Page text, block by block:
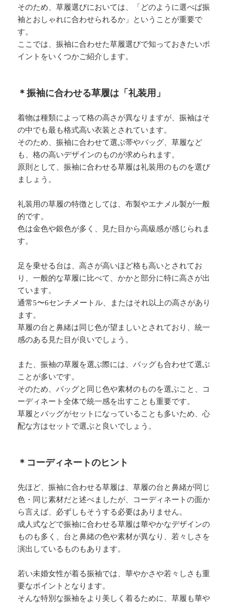
そのため、草履選びにおいては、「どのように選べば振
袖とおしゃれに合わせられるか」ということが重要で
す。
ここでは、振袖に合わせた草履選びで知っておきたいポ
イントをいくつかご紹介します。
＊振袖に合わせる草履は「礼装用」
着物は種類によって格の高さが異なりますが、振袖はそ
の中でも最も格式高い衣装とされています。
そのため、振袖に合わせて選ぶ帯やバッグ、草履など
も、格の高いデザインのものが求められます。
原則として、振袖に合わせる草履は礼装用のものを選び
ましょう。
礼装用の草履の特徴としては、布製やエナメル製が一般
的です。
色は金色や銀色が多く、見た目から高級感が感じられま
す。
足を乗せる台は、高さが高いほど格も高いとされてお
り、一般的な草履に比べて、かかと部分に特に高さが出
ています。
通常5〜6センチメートル、またはそれ以上の高さがあり
ます。
草履の台と鼻緒は同じ色が望ましいとされており、統一
感のある見た目が良いでしょう。
また、振袖の草履を選ぶ際には、バッグも合わせて選ぶ
ことが多いです。
そのため、バッグと同じ色や素材のものを選ぶこと、コ
ーディネート全体で統一感を出すことも重要です。
草履とバッグがセットになっていることも多いため、心
配な方はセットで選ぶと良いでしょう。
＊コーディネートのヒント
先ほど、振袖に合わせる草履は、草履の台と鼻緒が同じ
色・同じ素材だと述べましたが、コーディネートの面か
ら言えば、必ずしもそうする必要はありません。
成人式などで振袖に合わせる草履は華やかなデザインの
ものも多く、台と鼻緒の色や素材が異なり、若々しさを
演出しているものもあります。
若い未婚女性が着る振袖では、華やかさや若々しさも重
要なポイントとなります。
そんな特別な振袖をより美しく着るために、草履も華や